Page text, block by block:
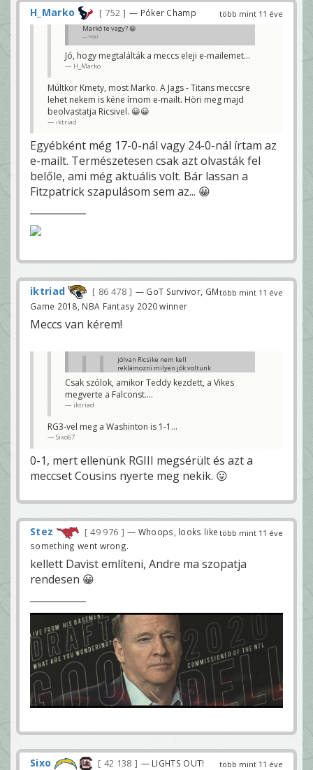
több mint 11 éve
H_Marko 752 — Póker Champ
Markó te vagy? 😀
Höri
Jó, hogy megtalálták a meccs eleji e-mailemet...
H_Marko
Múltkor Kmety, most Marko. A Jags - Titans meccsre
lehet nekem is kéne írnom e-mailt. Höri meg majd
beolvastatja Ricsivel. 😀😀
iktriad
Egyébként még 17-0-nál vagy 24-0-nál írtam az
e-mailt. Természetesen csak azt olvasták fel
belőle, ami még aktuális volt. Bár lassan a
Fitzpatrick szapulásom sem az... 😀
több mint 11 éve
iktriad 86 478
— GoT Survivor, GM
Game 2018, NBA Fantasy 2020 winner
Meccs van kérem!
jólvan Ricsike nem kell
reklámozni milyen jók voltunk
KmetyG
iktriad
Csak szólok, amikor Teddy kezdett, a Vikes
megverte a Falconst....
iktriad
RG3-vel meg a Washinton is 1-1...
Sixo67
0-1, mert ellenünk RGIII megsérült és azt a
meccset Cousins nyerte meg nekik. 😛
több mint 11 éve
Stez 49 976
— Whoops, looks like
something went wrong.
kellett Davist említeni, Andre ma szopatja
rendesen 😀
több mint 11 éve
Sixo 42 138 — LIGHTS OUT!